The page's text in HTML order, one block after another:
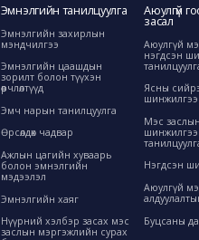
Эмнэлгийн танилцуулга
Эмнэлгийн захирлын
мэндчилгээ
Эмнэлгийн цаашдын
зорилт болон түүхэн
өөрчлөлтүүд
Эмч нарын танилцуулга
Өрсөлдөх чадвар
Ажлын цагийн хуваарь
болон эмнэлгийн
мэдээлэл
Эмнэлгийн хаяг
Нүүрний хэлбэр засах мэс
заслын мэргэжлийн сурах
Аюулгүй
засал
Аюулгүй
нэгдсэн
Ясны
шинжилгээ
Мэс заслын
Нэгдсэн
Аюулгүй
Буцсаны